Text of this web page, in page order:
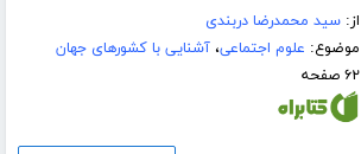
از:سید محمدرضا دربندی
موضوع: علوم اجتماعی،آشنایی با کشورهای جهان
۶۲ صفحه